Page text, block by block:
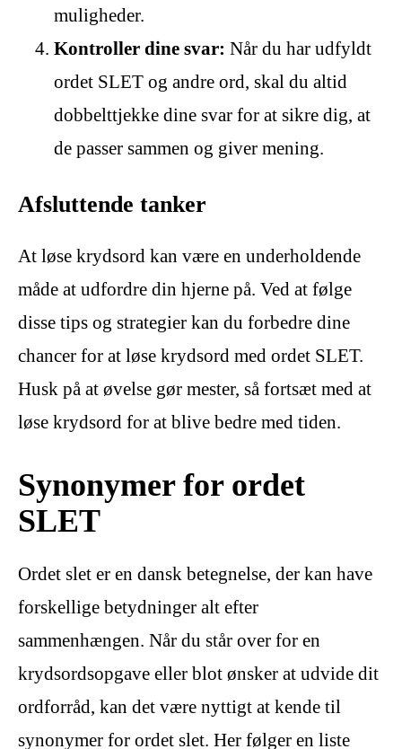
muligheder.
Kontroller dine svar: Når du har udfyldt
ordet SLET og andre ord, skal du altid
dobbelttjekke dine svar for at sikre dig, at
de passer sammen og giver mening.
Afsluttende tanker
At løse krydsord kan være en underholdende
måde at udfordre din hjerne på. Ved at følge
disse tips og strategier kan du forbedre dine
chancer for at løse krydsord med ordet SLET.
Husk på at øvelse gør mester, så fortsæt med at
løse krydsord for at blive bedre med tiden.
Synonymer for ordet
SLET
Ordet slet er en dansk betegnelse, der kan have
forskellige betydninger alt efter
sammenhængen. Når du står over for en
krydsordsopgave eller blot ønsker at udvide dit
ordforråd, kan det være nyttigt at kende til
synonymer for ordet slet. Her følger en liste